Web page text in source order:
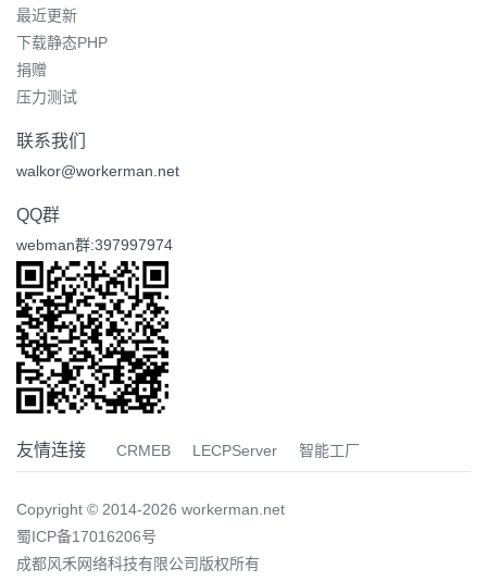
最近更新
下载静态PHP
捐赠
压力测试
联系我们
walkor@workerman.net
QQ群
webman群:397997974
友情连接 CRMEB LECPServer 智能工厂
Copyright © 2014-2026 workerman.net
蜀ICP备17016206号
成都风禾网络科技有限公司版权所有